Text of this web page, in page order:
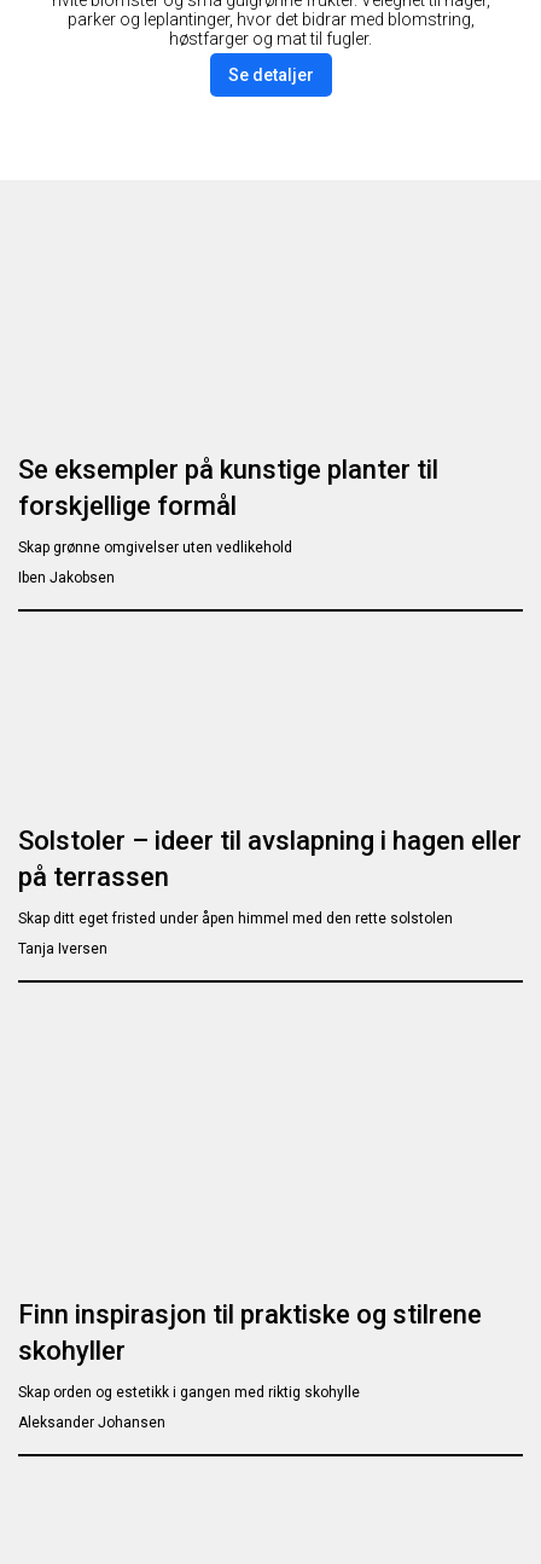
parker og leplantinger, hvor det bidrar med blomstring,
høstfarger og mat til fugler.
Se detaljer
Se eksempler på kunstige planter til
forskjellige formål
Skap grønne omgivelser uten vedlikehold
Iben Jakobsen
Solstoler – ideer til avslapning i hagen eller
på terrassen
Skap ditt eget fristed under åpen himmel med den rette solstolen
Tanja Iversen
Finn inspirasjon til praktiske og stilrene
skohyller
Skap orden og estetikk i gangen med riktig skohylle
Aleksander Johansen